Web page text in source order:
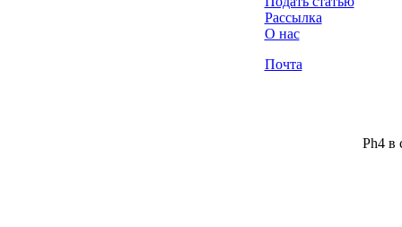
Рассылка
О нас
Почта
Ph4 в